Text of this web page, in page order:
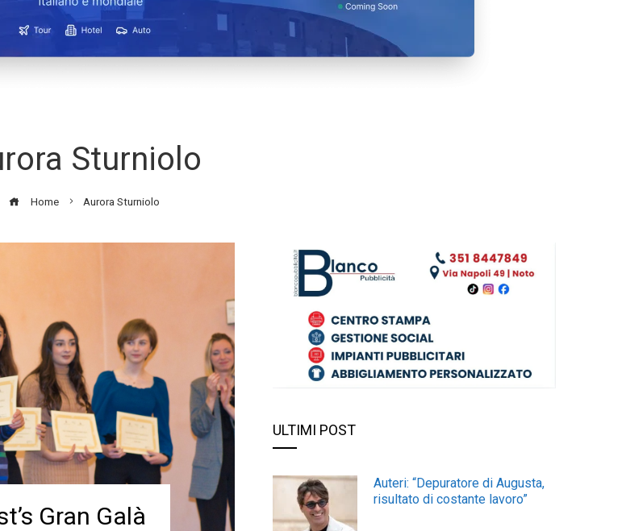
Sturniolo
Home Aurora Sturniolo
Gran Galà
ULTIMI POST
Auteri: “Depuratore di Augusta,
risultato di costante lavoro”